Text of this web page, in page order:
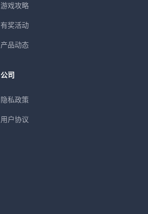
游戏攻略
有奖活动
产品动态
公司
隐私政策
用户协议